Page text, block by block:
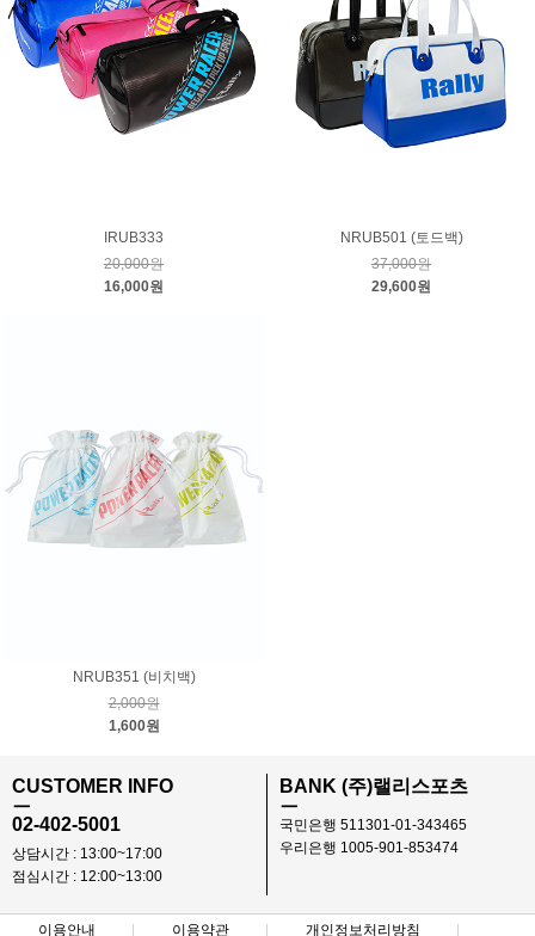
IRUB333
20,000원
16,000원
NRUB501 (토드백)
37,000원
29,600원
NRUB351 (비치백)
2,000원
1,600원
CUSTOMER INFO
ㅡ
02-402-5001
상담시간 : 13:00~17:00
점심시간 : 12:00~13:00
BANK (주)랠리스포츠
ㅡ
국민은행 511301-01-343465
우리은행 1005-901-853474
이용안내 이용약관 개인정보처리방침